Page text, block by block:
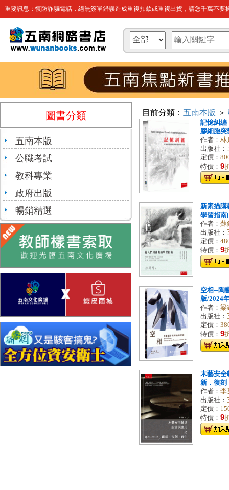
重要訊息：慎防詐騙電話，絕無簽單錯誤造成重複扣款或重複出貨，請您千萬不要
圖書分類
五南本版
公職考試
教科專業
政府出版
暢銷精選
目前分類： 五南本版 ＞
記憶糾纏
膠細胞突
作者： 林
出版社：
定價：
特價： 9
新素描講
學習指南
作者： 蘇
出版社：
定價：
特價： 9
空相─陶
版/2024
作者： 梁
出版社：
定價：
特價： 9
木藝安全
新．復刻
作者： 李
出版社：
定價：
特價： 9